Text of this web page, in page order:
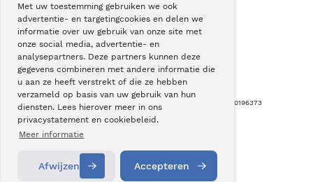
Met uw toestemming gebruiken we ook
advertentie- en targetingcookies en delen we
informatie over uw gebruik van onze site met
onze social media, advertentie- en
analysepartners. Deze partners kunnen deze
gegevens combineren met andere informatie die
u aan ze heeft verstrekt of die ze hebben
verzameld op basis van uw gebruik van hun
diensten. Lees hierover meer in ons
privacystatement en cookiebeleid.
Meer informatie
Afwijzen Accepteren
Instagram
Facebook
LinkedIn
Copyright © Bergman Clinics 2026 KVK nummer: 30196373
Contact